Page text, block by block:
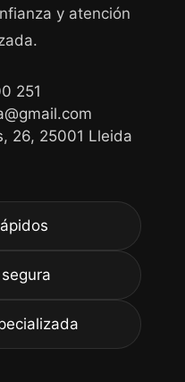
y atención
251
26, 25001 Lleida